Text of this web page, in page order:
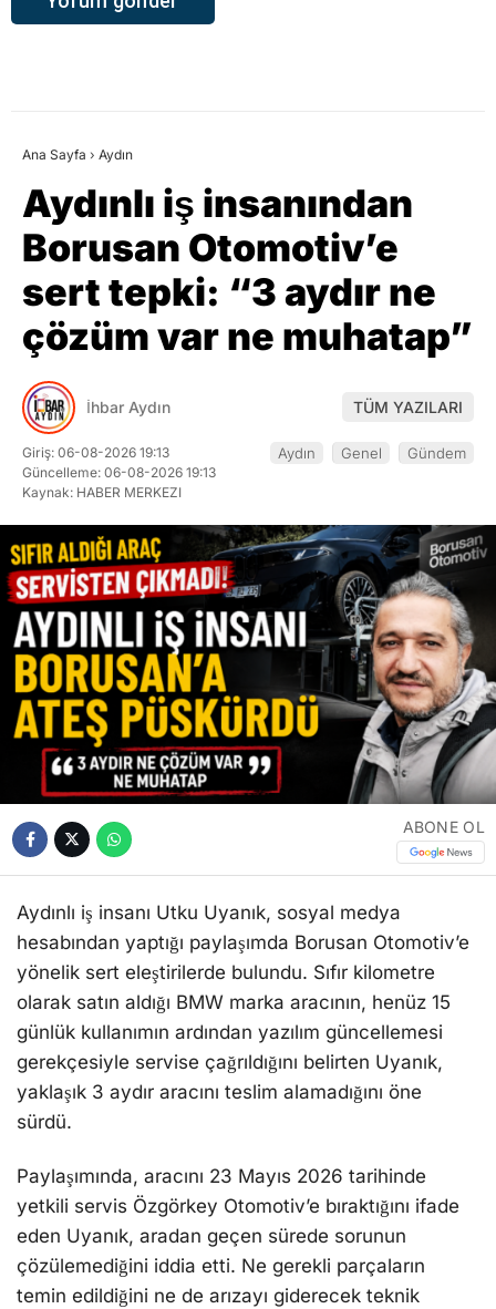
Ana Sayfa › Aydın
Aydınlı iş insanından
Borusan Otomotiv’e
sert tepki: “3 aydır ne
çözüm var ne muhatap”
İhbar Aydın TÜM YAZILARI
Giriş: 06-08-2026 19:13
Güncelleme: 06-08-2026 19:13
Kaynak: HABER MERKEZI
Aydın Genel Gündem
ABONE OL
Aydınlı iş insanı Utku Uyanık, sosyal medya
hesabından yaptığı paylaşımda Borusan Otomotiv’e
yönelik sert eleştirilerde bulundu. Sıfır kilometre
olarak satın aldığı BMW marka aracının, henüz 15
günlük kullanımın ardından yazılım güncellemesi
gerekçesiyle servise çağrıldığını belirten Uyanık,
yaklaşık 3 aydır aracını teslim alamadığını öne
sürdü.
Paylaşımında, aracını 23 Mayıs 2026 tarihinde
yetkili servis Özgörkey Otomotiv’e bıraktığını ifade
eden Uyanık, aradan geçen sürede sorunun
çözülemediğini iddia etti. Ne gerekli parçaların
temin edildiğini ne de arızayı giderecek teknik